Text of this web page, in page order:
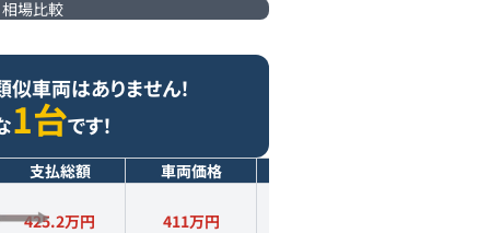
相場比較
車両はありません！
1台です！
支払総額 車両価格
425.2万円 411万円